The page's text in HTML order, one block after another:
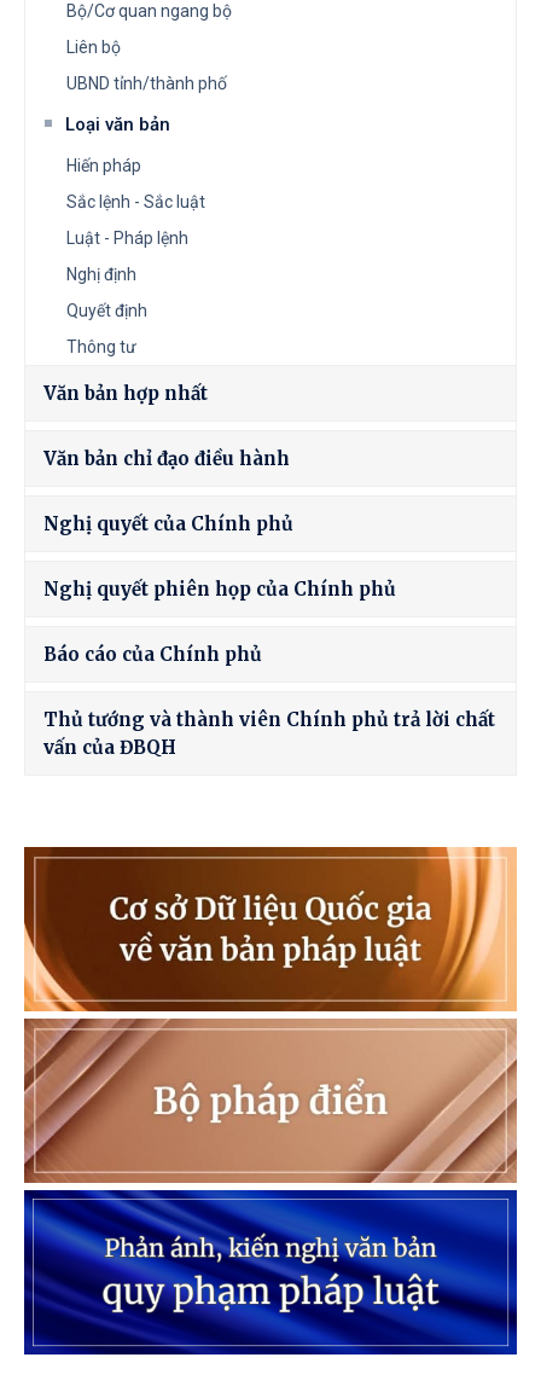
Bộ/Cơ quan ngang bộ
Liên bộ
UBND tỉnh/thành phố
Loại văn bản
Hiến pháp
Sắc lệnh - Sắc luật
Luật - Pháp lệnh
Nghị định
Quyết định
Thông tư
Văn bản hợp nhất
Văn bản chỉ đạo điều hành
Nghị quyết của Chính phủ
Nghị quyết phiên họp của Chính phủ
Báo cáo của Chính phủ
Thủ tướng và thành viên Chính phủ trả lời chất
vấn của ĐBQH